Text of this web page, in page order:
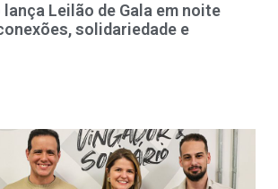
Leilão de Gala em noite
solidariedade e